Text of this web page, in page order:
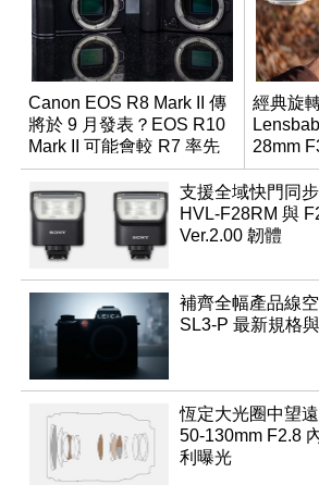
Canon EOS R8 Mark II 傳
將於 9 月發表？EOS R10
Mark II 可能會較 R7 率先
推出
經典旋
28mm
乾鏡
支援全域快門同
HVL-F28RM 與
Ver.2.00 韌體
補齊全幅產品線
SL3-P 最新規格
恆定大光圈中望
50-130mm F2.8
利曝光